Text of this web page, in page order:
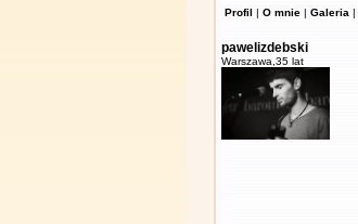
Profil | O mnie | Galeria |
pawelizdebski
Warszawa, 35 lat